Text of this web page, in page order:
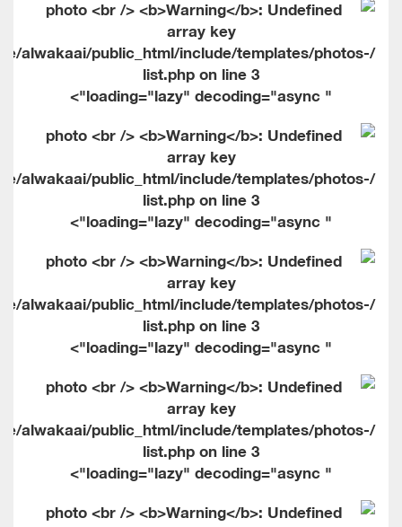
alwakaai/public_html/include/templates/photos-
list.php on line3
" loading="lazy" decoding="async">
alwakaai/public_html/include/templates/photos-
list.php on line3
" loading="lazy" decoding="async">
alwakaai/public_html/include/templates/photos-
list.php on line3
" loading="lazy" decoding="async">
alwakaai/public_html/include/templates/photos-
list.php on line3
" loading="lazy" decoding="async">